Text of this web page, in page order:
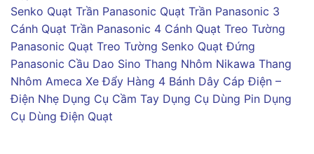
Senko Quạt Trần Panasonic Quạt Trần Panasonic 3
Cánh Quạt Trần Panasonic 4 Cánh Quạt Treo Tường
Panasonic Quạt Treo Tường Senko Quạt Đứng
Panasonic Cầu Dao Sino Thang Nhôm Nikawa Thang
Nhôm Ameca Xe Đẩy Hàng 4 Bánh Dây Cáp Điện –
Điện Nhẹ Dụng Cụ Cầm Tay Dụng Cụ Dùng Pin Dụng
Cụ Dùng Điện Quạt